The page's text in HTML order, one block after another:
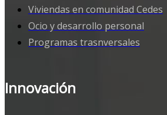
Viviendas en comunidad Cedes
Ocio y desarrollo personal
Programas trasnversales
Innovación